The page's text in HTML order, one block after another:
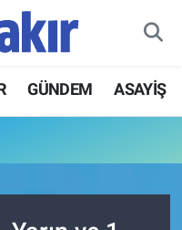
GÜNDEM ASAYİŞ